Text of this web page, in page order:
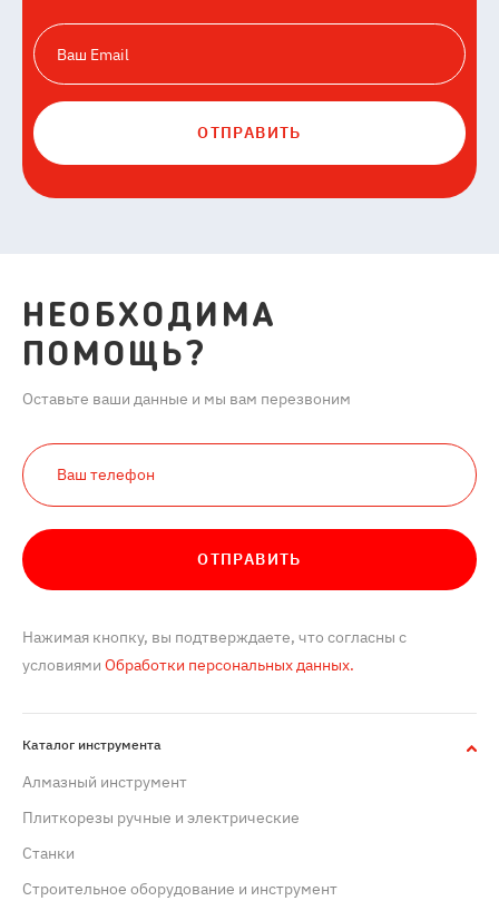
ОТПРАВИТЬ
НЕОБХОДИМА
ПОМОЩЬ?
Оставьте ваши данные и мы вам перезвоним
ОТПРАВИТЬ
Нажимая кнопку, вы подтверждаете, что согласны с
условиями Обработки персональных данных.
Каталог инструмента
Алмазный инструмент
Плиткорезы ручные и электрические
Станки
Строительное оборудование и инструмент